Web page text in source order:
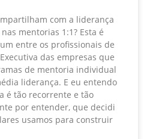
com a liderança
mentorias 1:1? Esta é
entre os profissionais de
das empresas que
de mentoria individual
liderança. E eu entendo
é tão recorrente e tão
por entender, que decidi
usamos para construir